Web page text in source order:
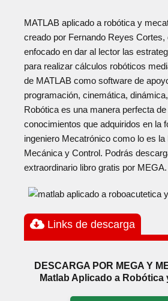
MATLAB aplicado a robótica y
creado por Fernando Reyes Cortes,
enfocado en dar al lector las
para realizar cálculos robóticos
de MATLAB como software de
programación, cinemática,
Robótica es una manera perfecta
conocimientos que adquiridos en la
ingeniero Mecatrónico como lo es la
Mecánica y Control. Podrás
extraordinario libro gratis por MEGA.
Links de descarga
DESCARGA POR MEGA Y
Matlab Aplicado a Robótica